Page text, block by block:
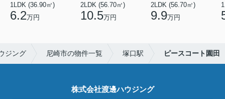
1LDK (36.90㎡)
6.2万円
2LDK (56.70㎡)
10.5万円
2LDK (56.70㎡)
9.9万円
ジング 尼崎市の物件一覧 塚口駅 ピースコート園田
株式会社渡邊ハウジング